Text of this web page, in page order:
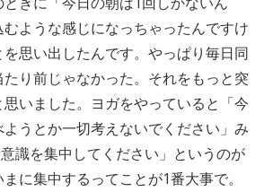
ような感じになっちゃったんですけ
思い出したんです。やっぱり毎日同
り前じゃなかった。それをもっと突
いました。ヨガをやっていると「今
うとか一切考えないでください」み
識を集中してください」というのが
に集中するってことが1番大事で。